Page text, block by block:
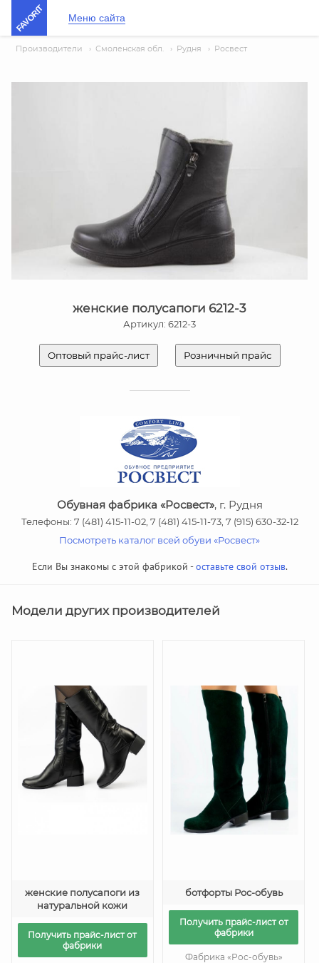
FAVORIT Меню сайта
Производители › Смоленская обл. › Рудня › Росвест
женские полусапоги 6212-3
Артикул: 6212-3
Оптовый прайс-лист Розничный прайс
Обувная фабрика «Росвест», г. Рудня
Телефоны: 7 (481) 415-11-02, 7 (481) 415-11-73, 7 (915) 630-32-12
Посмотреть каталог всей обуви «Росвест»
Если Вы знакомы с этой фабрикой -оставьте свой отзыв.
Модели других производителей
женские полусапоги из
натуральной кожи
Получить прайс-лист от
фабрики
ботфорты Рос-обувь
Получить прайс-лист от
фабрики
Фабрика «Рос-обувь»